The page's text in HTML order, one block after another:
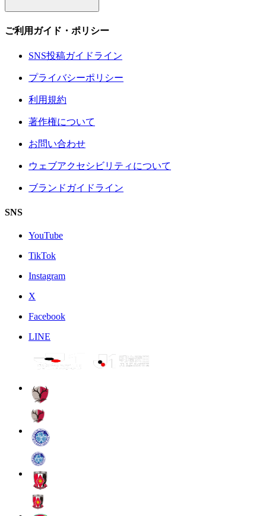
ご利用ガイド・ポリシー
SNS投稿ガイドライン
プライバシーポリシー
利用規約
著作権について
お問い合わせ
ウェブアクセシビリティについて
ブランドガイドライン
SNS
YouTube
TikTok
Instagram
X
Facebook
LINE